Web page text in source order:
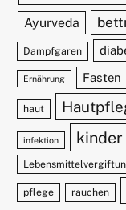
Ayurveda
Dampfgaren
Ernährung Fasten
haut
infektion kinder
pflege rauchen